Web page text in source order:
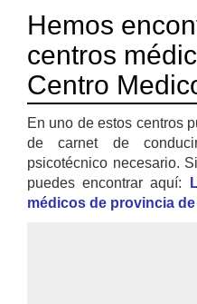
Hemos
centros
Centro
En uno de estos centros
de carnet de
psicotécnico necesario.
puedes encontrar aquí:
médicos de provincia